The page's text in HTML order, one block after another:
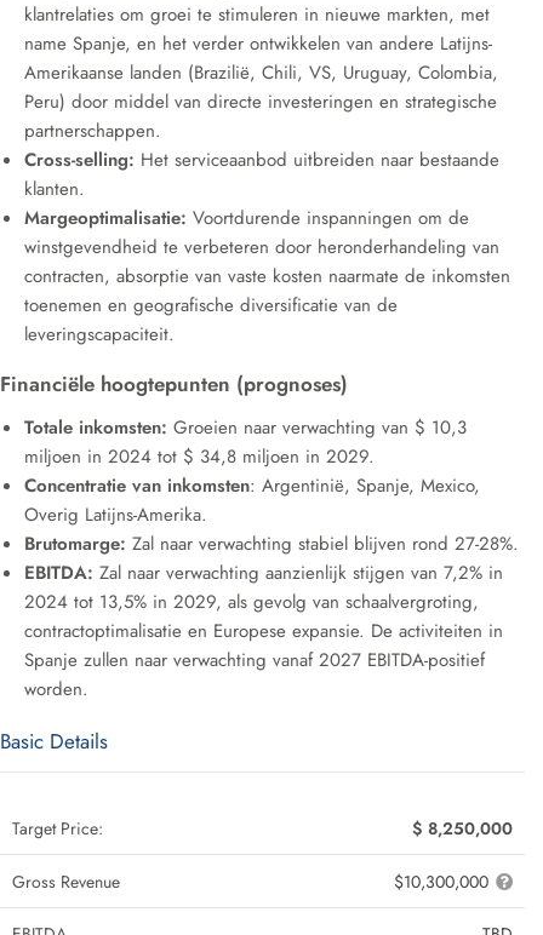
klantrelaties om groei te stimuleren in nieuwe markten, met
name Spanje, en het verder ontwikkelen van andere Latijns-
Amerikaanse landen (Brazilië, Chili, VS, Uruguay, Colombia,
Peru) door middel van directe investeringen en strategische
partnerschappen.
Cross-selling: Het serviceaanbod uitbreiden naar bestaande
klanten.
Margeoptimalisatie: Voortdurende inspanningen om de
winstgevendheid te verbeteren door heronderhandeling van
contracten, absorptie van vaste kosten naarmate de inkomsten
toenemen en geografische diversificatie van de
leveringscapaciteit.
Financiële hoogtepunten (prognoses)
Totale inkomsten: Groeien naar verwachting van $ 10,3
miljoen in 2024 tot $ 34,8 miljoen in 2029.
Concentratie van inkomsten: Argentinië, Spanje, Mexico,
Overig Latijns-Amerika.
Brutomarge: Zal naar verwachting stabiel blijven rond 27-28%.
EBITDA: Zal naar verwachting aanzienlijk stijgen van 7,2% in
2024 tot 13,5% in 2029, als gevolg van schaalvergroting,
contractoptimalisatie en Europese expansie. De activiteiten in
Spanje zullen naar verwachting vanaf 2027 EBITDA-positief
worden.
Basic Details
Target Price: $ 8,250,000
Gross Revenue $10,300,000